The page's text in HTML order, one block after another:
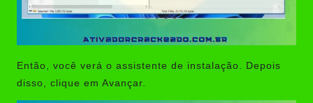
Então, você verá o assistente de instalação. Depois
disso, clique em Avançar.